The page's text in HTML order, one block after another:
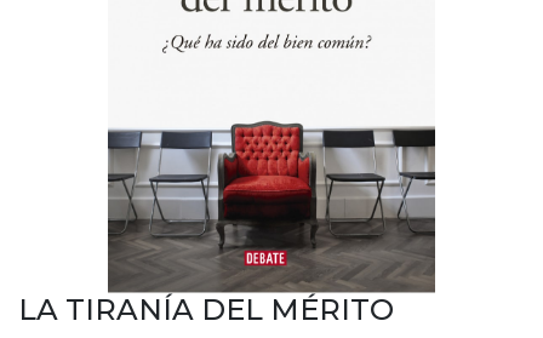
LA TIRANÍA DEL MÉRITO